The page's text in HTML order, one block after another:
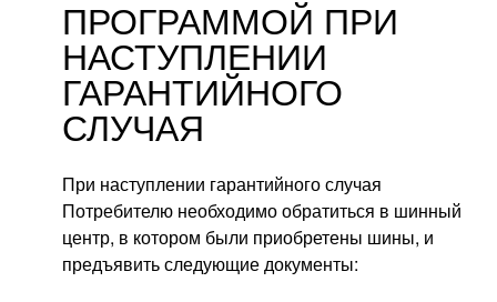
ПРОГРАММОЙ ПРИ
НАСТУПЛЕНИИ
ГАРАНТИЙНОГО
СЛУЧАЯ
При наступлении гарантийного случая
Потребителю необходимо обратиться в шинный
центр, в котором были приобретены шины, и
предъявить следующие документы: